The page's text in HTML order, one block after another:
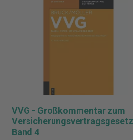
VVG - Großkommentar zum
Versicherungsvertragsgesetz
Band 4